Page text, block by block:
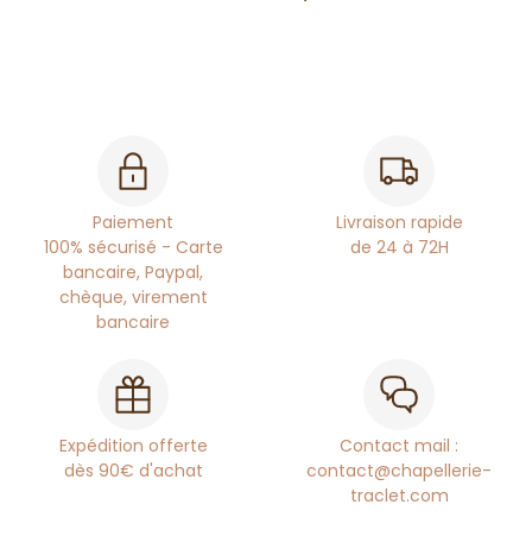
Paiement
100% sécurisé - Carte
bancaire, Paypal,
chèque, virement
bancaire
Livraison rapide
de 24 à 72H
Expédition offerte
dès 90€ d'achat
Contact mail :
contact@chapellerie-
traclet.com